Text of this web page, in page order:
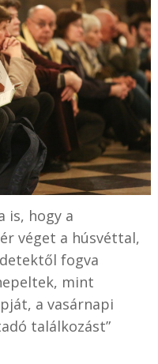
hogy a
véget a húsvéttal,
fogva
mint
a vasárnapi
találkozást”